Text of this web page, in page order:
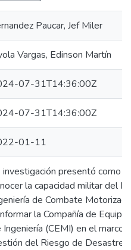
Paucar, Jef Miler
Vargas, Edinson Martín
07-31T14:36:00Z
07-31T14:36:00Z
01-11
investigación presentó como
la capacidad militar del
de Combate
la Compañía de Equipo
Ingeniería (CEMI) en el marco
del Riesgo de